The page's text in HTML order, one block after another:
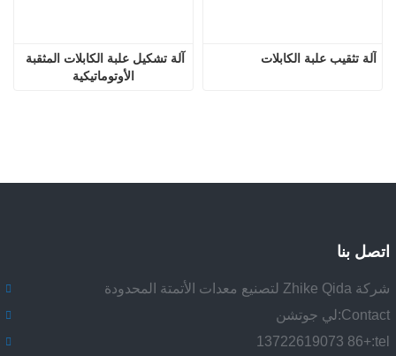
الأوتوماتيكية
آلة تثقيب علبة الكابلات
اتصل بنا
شركة Zhike Qida لتصنيع معدات الأتمتة المحدودة
Contact: لي جوتشن
tel:
+86 13722619073